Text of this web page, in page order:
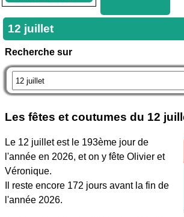
12 juillet
Recherche sur
Les fêtes et coutumes du 12
Le 12 juillet est le 193ème jour de
l'année en 2026, et on y fête Olivier et
Véronique.
Il reste encore 172 jours avant la fin de
l'année 2026.